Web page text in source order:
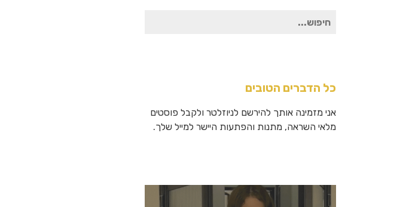
חיפוש
כל הדברים הטובים
אני מזמינה אותך להירשם לניוזלטר ולקבל פוסטים
מלאי השראה, מתנות והפתעות היישר למייל שלך.